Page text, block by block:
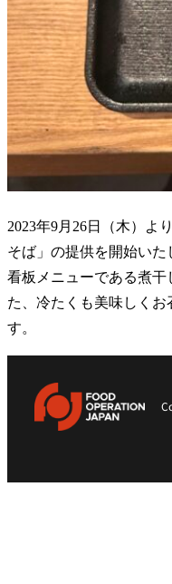
2023年9月26日（木）よ
そば」の提供を開始いた
看板メニューである煮干
た、冷たくも美味しく
す。